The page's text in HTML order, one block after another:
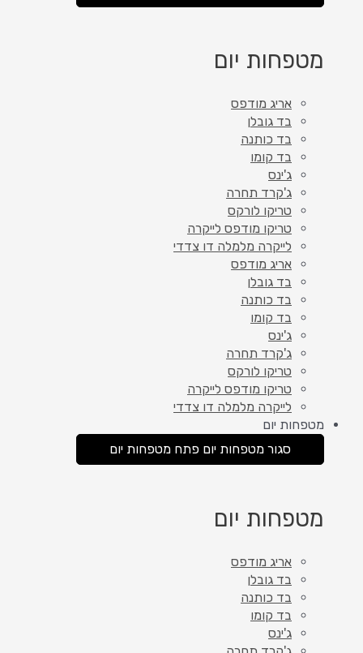
מטפחות יום
אריג מודפס
בד גובלן
בד כותנה
בד קומו
ג'ינס
ג'קרד תחרה
טריקו לורקס
טריקו מודפס לייקרה
לייקרה מלמלה דו צדדי
אריג מודפס
בד גובלן
בד כותנה
בד קומו
ג'ינס
ג'קרד תחרה
טריקו לורקס
טריקו מודפס לייקרה
לייקרה מלמלה דו צדדי
מטפחות יום
סגור מטפחות יום פתח מטפחות יום
מטפחות יום
אריג מודפס
בד גובלן
בד כותנה
בד קומו
ג'ינס